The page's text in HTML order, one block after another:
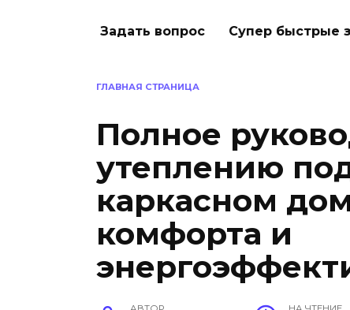
Задать вопрос Супер быстрые
ГЛАВНАЯ СТРАНИЦА
Полное
утеплению
каркасном
комфорта и